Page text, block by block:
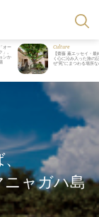
オー
」。
ンか
Culture
【齋藤 薫エッセイ・最
く心に沁み入った旅の
ぜ“死”にまつわる場所
、
ャガハ島